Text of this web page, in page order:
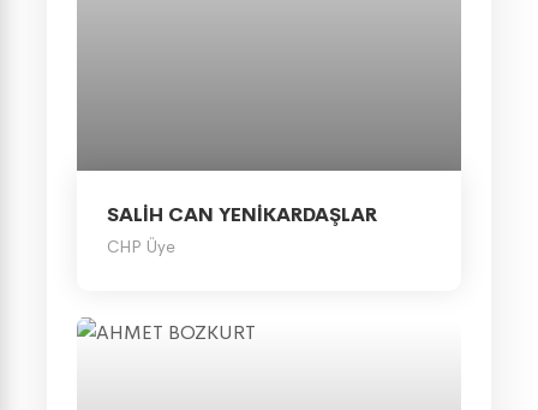
SALİH CAN YENİKARDAŞLAR
CHP Üye